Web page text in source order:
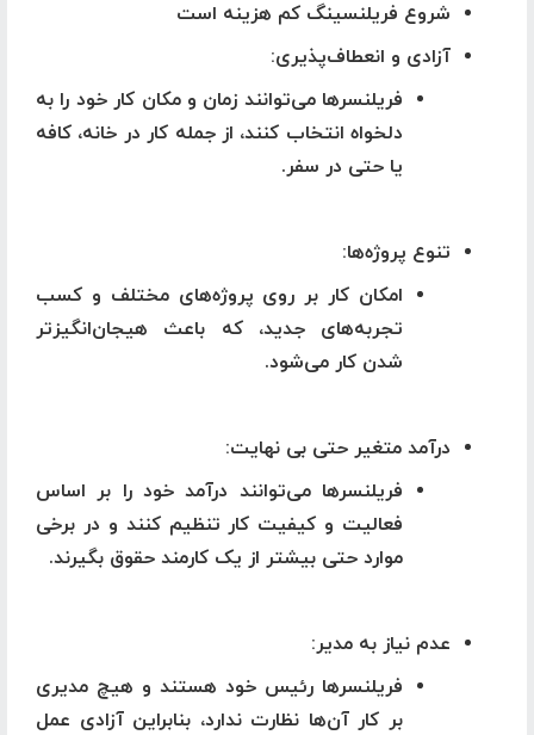
شروع فریلنسینگ کم هزینه است
آزادی و انعطاف‌پذیری:
فریلنسرها می‌توانند زمان و مکان کار خود را به
دلخواه انتخاب کنند، از جمله کار در خانه، کافه
یا حتی در سفر.
تنوع پروژه‌ها:
امکان کار بر روی پروژه‌های مختلف و کسب
تجربه‌های جدید، که باعث هیجان‌انگیزتر
شدن کار می‌شود.
درآمد متغیر حتی بی نهایت:
فریلنسرها می‌توانند درآمد خود را بر اساس
فعالیت و کیفیت کار تنظیم کنند و در برخی
موارد حتی بیشتر از یک کارمند حقوق بگیرند.
عدم نیاز به مدیر:
فریلنسرها رئیس خود هستند و هیچ مدیری
بر کار آن‌ها نظارت ندارد، بنابراین آزادی عمل